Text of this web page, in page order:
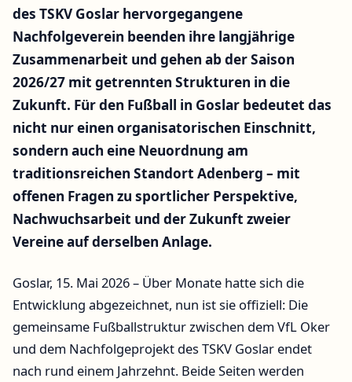
des TSKV Goslar hervorgegangene
Nachfolgeverein beenden ihre langjährige
Zusammenarbeit und gehen ab der Saison
2026/27 mit getrennten Strukturen in die
Zukunft. Für den Fußball in Goslar bedeutet das
nicht nur einen organisatorischen Einschnitt,
sondern auch eine Neuordnung am
traditionsreichen Standort Adenberg – mit
offenen Fragen zu sportlicher Perspektive,
Nachwuchsarbeit und der Zukunft zweier
Vereine auf derselben Anlage.
Goslar, 15. Mai 2026 – Über Monate hatte sich die
Entwicklung abgezeichnet, nun ist sie offiziell: Die
gemeinsame Fußballstruktur zwischen dem VfL Oker
und dem Nachfolgeprojekt des TSKV Goslar endet
nach rund einem Jahrzehnt. Beide Seiten werden